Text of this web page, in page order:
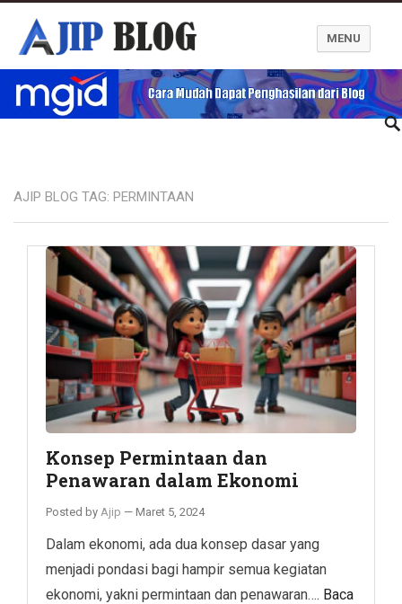
Ajip Blog
MENU
AJIP BLOG TAG: PERMINTAAN
Konsep Permintaan dan
Penawaran dalam Ekonomi
Posted by Ajip — Maret 5, 2024
Dalam ekonomi, ada dua konsep dasar yang
menjadi pondasi bagi hampir semua kegiatan
ekonomi, yakni permintaan dan penawaran…. Baca